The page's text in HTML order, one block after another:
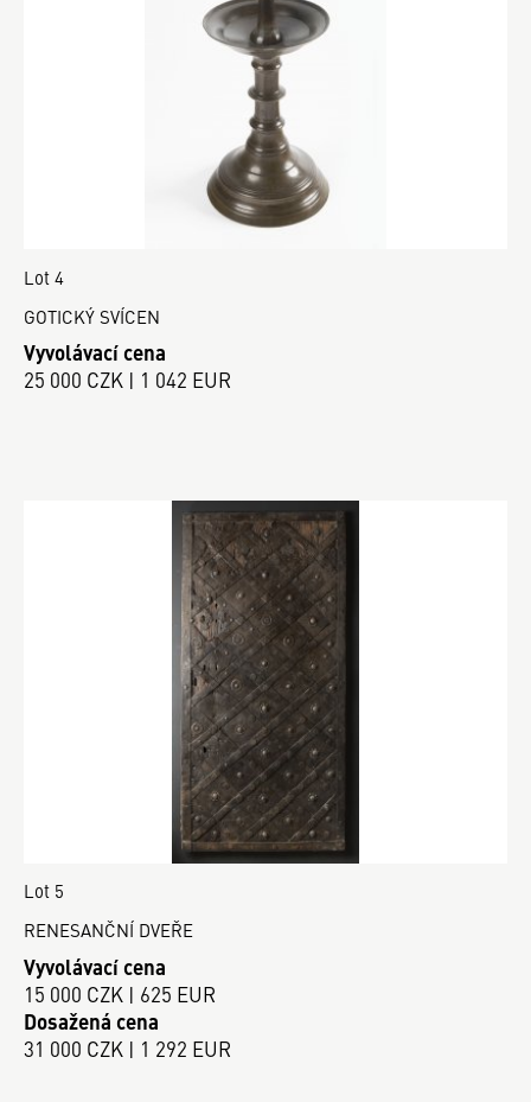
Lot 4
GOTICKÝ SVÍCEN
Vyvolávací cena
25 000 CZK | 1 042 EUR
Lot 5
RENESANČNÍ DVEŘE
Vyvolávací cena
15 000 CZK | 625 EUR
Dosažená cena
31 000 CZK | 1 292 EUR